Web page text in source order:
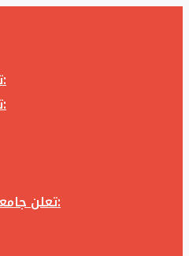
تعلن جامعة إدلب عن إجراء مناقصة (بالظرف المختوم) لشراء وتوريد كاميرا تصوير وعدسة كاميرا لزوم المكتب الإعلامي في جامعة إدلب وفق الآتي:
تعلن جامعة إدلب عن إجراء مناقصة (بالظرف المختوم) لشراء وتوريد كاميرا تصوير وعدسة كاميرا لزوم المكتب الإعلامي في جامعة إدلب وفق الآتي:
تعلن جامعة إدلب عن إجراء مناقصة (بالظرف المختوم) لشراء وتوريد زجاجيات ومواد مخبرية لزوم مخابر جامعة إدلب وفق الكميات والمواصفات المحددة أدناه: